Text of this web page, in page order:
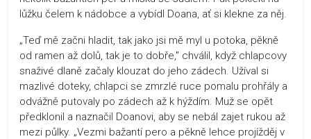
lůžku čelem k nádobce a vybídl Doana, ať si klekne za něj.
„Teď mě začni hladit, tak jako jsi mě myl u potoka, pěkně
od ramen až dolů, tak je to dobře," chválil, když chlapcovy
snaživé dlaně začaly klouzat do jeho zádech. Užíval si
mazlivé doteky, chlapci se zmrzlé ruce pomalu prohřály a
odvážně putovaly po zádech až k hýždím. Muž se opět
předklonil a naznačil Doanovi, aby se nebál zajet rukou až
mezi půlky. „Vezmi bažantí pero a pěkně lehce projížděj v